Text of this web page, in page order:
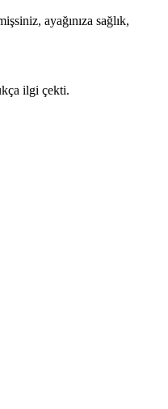
ayağınıza sağlık,
ilgi çekti.